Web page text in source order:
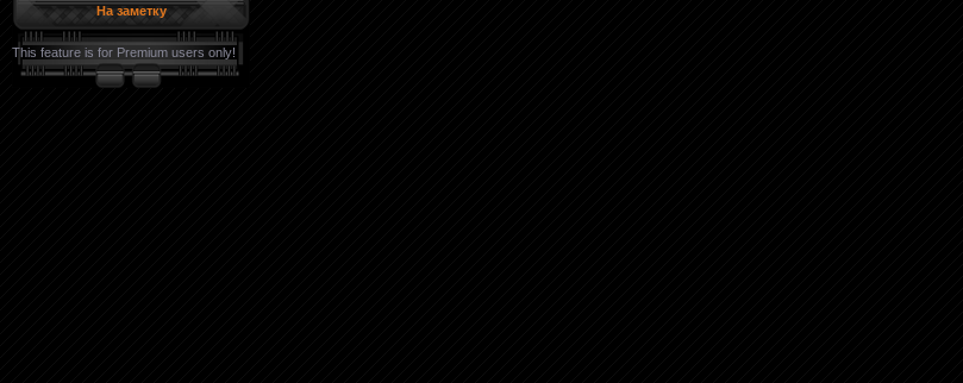
На заметку
This feature is for Premium users only!